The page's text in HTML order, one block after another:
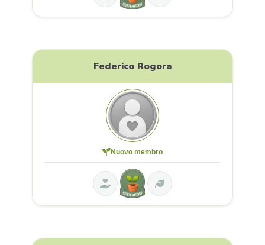
Federico Rogora
Nuovo membro